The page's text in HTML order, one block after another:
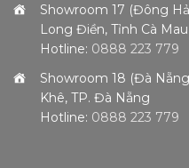
Showroom 17 (Đông
Long Điền, Tỉnh Cà Mau
Hotline: 0888 223 779
Showroom 18 (Đà
Khê, TP. Đà Nẵng
Hotline: 0888 223 779